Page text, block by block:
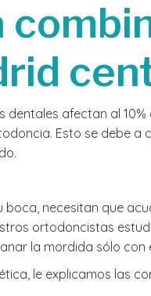
afectan al
Esto se debe a
necesitan que
ortodoncistas
la mordida sólo
le explicamos las